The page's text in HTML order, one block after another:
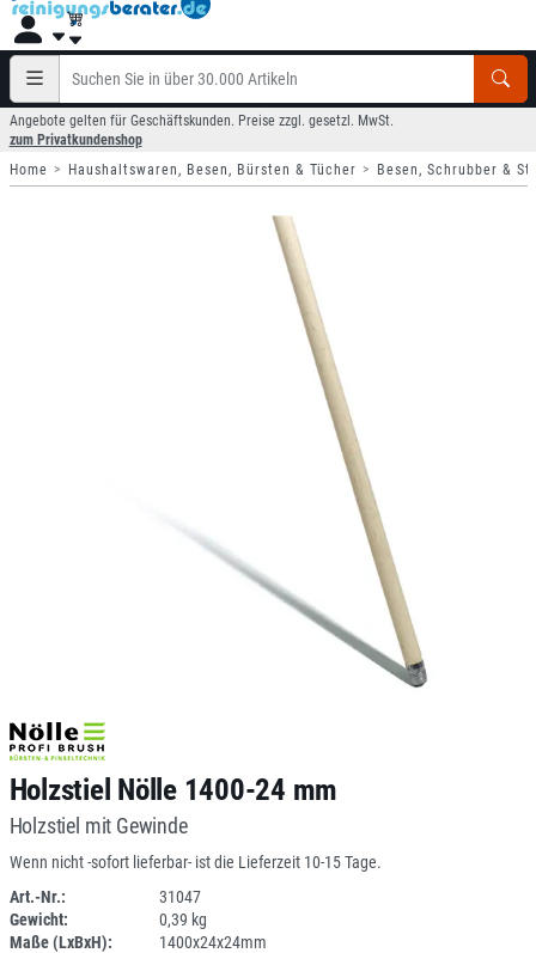
Angebote gelten für Geschäftskunden. Preise zzgl. gesetzl. MwSt.
zum Privatkundenshop
Home
Haushaltswaren, Besen, Bürsten & Tücher Besen, Schrubber &
Holzstiel Nölle 1400-24 mm
Holzstiel mit Gewinde
Wenn nicht -sofort lieferbar- ist die Lieferzeit 10-15 Tage.
Art.-Nr.:
31047
Gewicht:
0,39 kg
Maße (LxBxH):
1400x24x24mm